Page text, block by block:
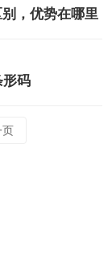
，优势在哪里
形码
页